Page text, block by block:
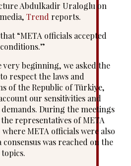
Abdulkadir Uraloglu on
Trend reports.
“META officials accepted
very beginning, we asked the
respect the laws and
of the Republic of Türkiye,
our sensitivities and
During the meetings
representatives of META
META officials were also
consensus was reached on the